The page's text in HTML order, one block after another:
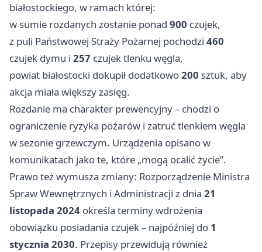
białostockiego, w ramach której:
w sumie rozdanych zostanie ponad 900 czujek,
z puli Państwowej Straży Pożarnej pochodzi 460
czujek dymu i 257 czujek tlenku węgla,
powiat białostocki dokupił dodatkowo200 sztuk, aby
akcja miała większy zasięg.
Rozdanie ma charakter prewencyjny – chodzi o
ograniczenie ryzyka pożarów i zatruć tlenkiem węgla
w sezonie grzewczym. Urządzenia opisano w
komunikatach jako te, które „mogą ocalić życie”.
Prawo też wymusza zmiany: Rozporządzenie Ministra
Spraw Wewnętrznych i Administracji z dnia 21
listopada 2024 określa terminy wdrożenia
obowiązku posiadania czujek – najpóźniej do 1
stycznia 2030. Przepisy przewidują również